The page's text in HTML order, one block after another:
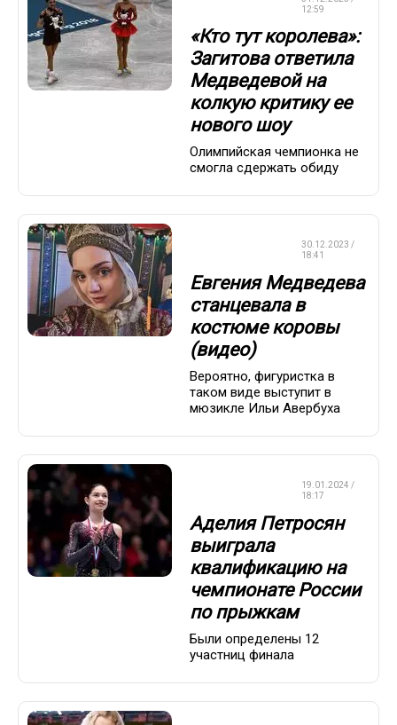
12:59
«Кто тут королева»:
Загитова ответила
Медведевой на
колкую критику ее
нового шоу
Олимпийская чемпионка не
смогла сдержать обиду
30.12.2023 /
18:41
Евгения Медведева
станцевала в
костюме коровы
(видео)
Вероятно, фигуристка в
таком виде выступит в
мюзикле Ильи Авербуха
19.01.2024 /
18:17
Аделия Петросян
выиграла
квалификацию на
чемпионате России
по прыжкам
Были определены 12
участниц финала